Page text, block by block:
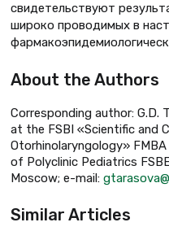
свидетельствуют
широко проводимых в
About the Authors
Corresponding author: G.D.
at the FSBI «Scientific and
Otorhinolaryngology»
of Polyclinic Pediatrics
Moscow; e-mail:
Similar Articles